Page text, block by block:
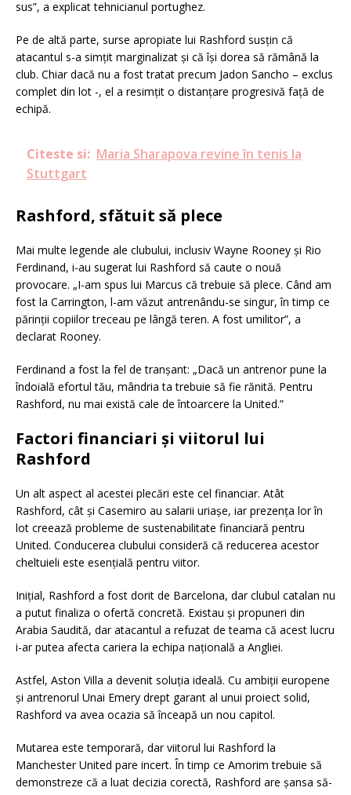
sus”, a explicat tehnicianul portughez.
Pe de altă parte, surse apropiate lui Rashford susțin că
atacantul s-a simțit marginalizat și că își dorea să rămână la
club. Chiar dacă nu a fost tratat precum Jadon Sancho – exclus
complet din lot -, el a resimțit o distanțare progresivă față de
echipă.
Citeste si: Maria Sharapova revine în tenis la
Stuttgart
Rashford, sfătuit să plece
Mai multe legende ale clubului, inclusiv Wayne Rooney și Rio
Ferdinand, i-au sugerat lui Rashford să caute o nouă
provocare. „I-am spus lui Marcus că trebuie să plece. Când am
fost la Carrington, l-am văzut antrenându-se singur, în timp ce
părinții copiilor treceau pe lângă teren. A fost umilitor”, a
declarat Rooney.
Ferdinand a fost la fel de tranșant: „Dacă un antrenor pune la
îndoială efortul tău, mândria ta trebuie să fie rănită. Pentru
Rashford, nu mai există cale de întoarcere la United.”
Factori financiari și viitorul lui
Rashford
Un alt aspect al acestei plecări este cel financiar. Atât
Rashford, cât și Casemiro au salarii uriașe, iar prezența lor în
lot creează probleme de sustenabilitate financiară pentru
United. Conducerea clubului consideră că reducerea acestor
cheltuieli este esențială pentru viitor.
Inițial, Rashford a fost dorit de Barcelona, dar clubul catalan nu
a putut finaliza o ofertă concretă. Existau și propuneri din
Arabia Saudită, dar atacantul a refuzat de teama că acest lucru
i-ar putea afecta cariera la echipa națională a Angliei.
Astfel, Aston Villa a devenit soluția ideală. Cu ambiții europene
și antrenorul Unai Emery drept garant al unui proiect solid,
Rashford va avea ocazia să înceapă un nou capitol.
Mutarea este temporară, dar viitorul lui Rashford la
Manchester United pare incert. În timp ce Amorim trebuie să
demonstreze că a luat decizia corectă, Rashford are șansa să-